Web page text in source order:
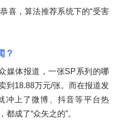
喜，算法推荐系统下的“受害
？
媒体报道，一张SP系列的哪
到18.88万元/张。而在报道发
冲上了微博、抖音等平台热
成了“众矢之的”。